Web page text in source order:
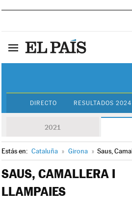
DIRECTO RESULTADOS 2024
2021
Estás en: Cataluña » Girona » Saus,
SAUS, CAMALLERA I
LLAMPAIES